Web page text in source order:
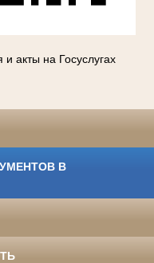
акты на Госуслугах
В